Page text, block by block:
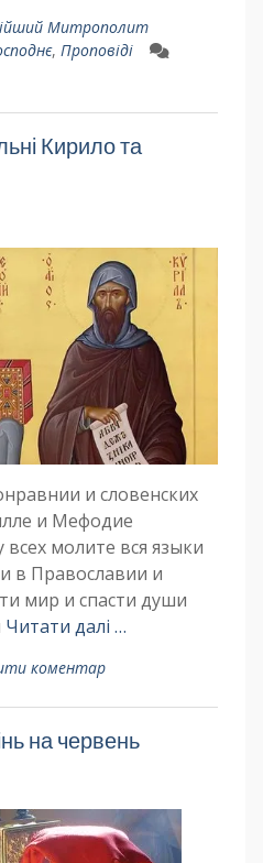
Митрополит
, Проповіді
Кирило та
и словенских
и Мефодие
молите вся языки
в Православии и
мир и спасти души
Читати далі …
коментар
на червень